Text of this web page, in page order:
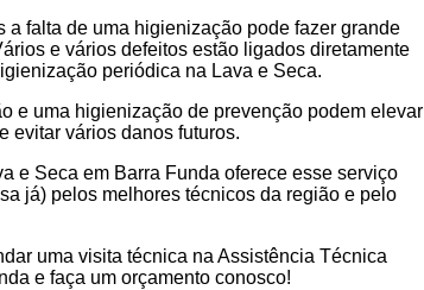
a falta de uma higienização pode fazer grande
e vários defeitos estão ligados diretamente
periódica na Lava e Seca.
e uma higienização de prevenção podem elevar
evitar vários danos futuros.
e Seca em Barra Funda oferece esse serviço
já) pelos melhores técnicos da região e pelo
uma visita técnica na Assistência Técnica
e faça um orçamento conosco!